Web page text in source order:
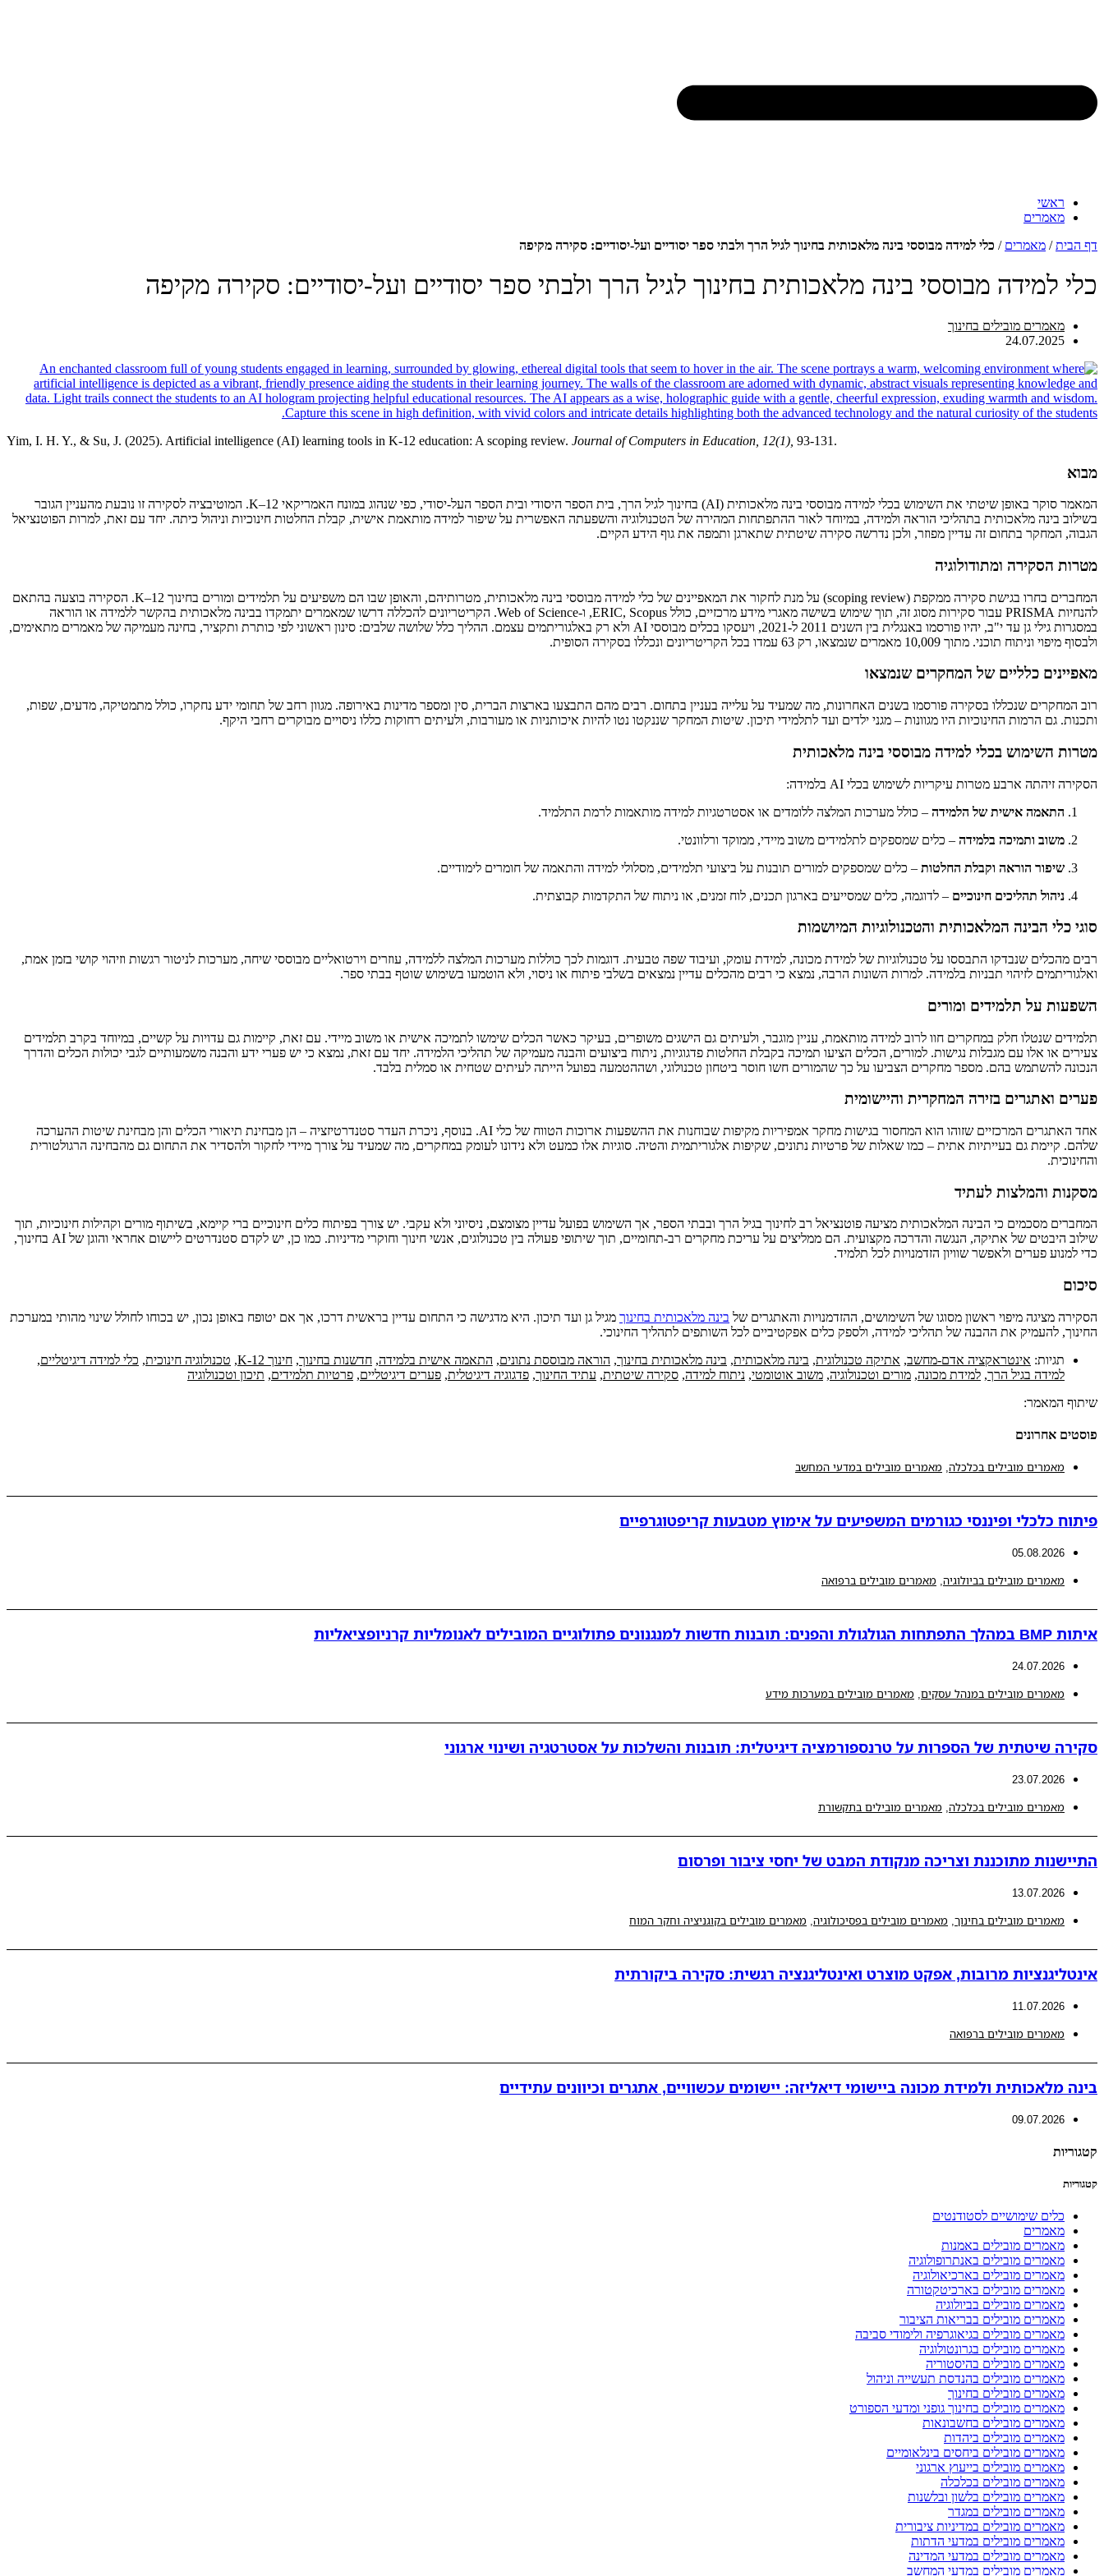
ראשי
מאמרים
דף הבית/ מאמרים / כלי למידה מבוססי בינה מלאכותית בחינוך לגיל הרך ולבתי ספר יסודיים ועל-יסודיים: סקירה מקיפה
כלי למידה מבוססי בינה מלאכותית בחינוך לגיל הרך ולבתי ספר יסודיים ועל-יסודיים: סקירה מקיפה
מאמרים מובילים בחינוך
24.07.2025
Yim, I. H. Y., & Su, J. (2025). Artificial intelligence (AI) learning tools in K-12 education: A scoping review. Journal of Computers in Education, 12(1),
מבוא
המאמר סוקר באופן שיטתי את השימוש בכלי למידה מבוססי בינה מלאכותית (AI) בחינוך לגיל הרך, בית הספר היסודי ובית הספר העל-יסודי, כפי שנהוג במונח האמריקאי K–12. המוטיבציה לסקירה זו נובעת מהעניין הגובר
בשילוב בינה מלאכותית בתהליכי הוראה ולמידה, במיוחד לאור ההתפתחות המהירה של הטכנולוגיה והשפעתה האפשרית על שיפור למידה מותאמת אישית, קבלת החלטות חינוכיות וניהול כיתה. יחד עם זאת, למרות הפוטנציאל
הגבוה, המחקר בתחום זה עדיין מפוזר, ולכן נדרשה סקירה שיטתית שתארגן ותמפה את גוף הידע הקיים.
מטרות הסקירה ומתודולוגיה
המחברים בחרו בגישת סקירה ממקפת (scoping review) על מנת לחקור את המאפיינים של כלי למידה מבוססי בינה מלאכותית, מטרותיהם, והאופן שבו הם משפיעים על תלמידים ומורים בחינוך K–12. הסקירה בוצעה בהתאם
להנחיות PRISMA עבור סקירות מסוג זה, תוך שימוש בשישה מאגרי מידע מרכזיים, כולל ERIC, Scopus, ו-Web of Science. הקריטריונים להכללה דרשו שמאמרים יתמקדו בבינה מלאכותית בהקשר ללמידה או הוראה
במסגרות גילי גן עד י"ב, יהיו פורסמו באנגלית בין השנים 2011 ל-2021, ויעסקו בכלים מבוססי AI ולא רק באלגוריתמים עצמם. ההליך כלל שלושה שלבים: סינון ראשוני לפי כותרת ותקציר, בחינה מעמיקה של מאמרים מתאימים,
ולבסוף מיפוי וניתוח תוכני. מתוך 10,009 מאמרים שנמצאו, רק 63 עמדו בכל הקריטריונים ונכללו בסקירה הסופית.
מאפיינים כלליים של המחקרים שנמצאו
רוב המחקרים שנכללו בסקירה פורסמו בשנים האחרונות, מה שמעיד על עלייה בעניין בתחום. רבים מהם התבצעו בארצות הברית, סין ומספר מדינות באירופה. מגוון רחב של תחומי ידע נחקרו, כולל מתמטיקה, מדעים, שפות,
ותכנות. גם הרמות החינוכיות היו מגוונות – מגני ילדים ועד לתלמידי תיכון. שיטות המחקר שננקטו נטו להיות איכותניות או מעורבות, ולעיתים רחוקות כללו ניסויים מבוקרים רחבי היקף.
מטרות השימוש בכלי למידה מבוססי בינה מלאכותית
הסקירה זיהתה ארבע מטרות עיקריות לשימוש בכלי AI בלמידה:
התאמה אישית של הלמידה – כולל מערכות המלצה ללומדים או אסטרטגיות למידה מותאמות לרמת התלמיד.
משוב ותמיכה בלמידה – כלים שמספקים לתלמידים משוב מיידי, ממוקד ורלוונטי.
שיפור הוראה וקבלת החלטות – כלים שמספקים למורים תובנות על ביצועי תלמידים, מסלולי למידה והתאמה של חומרים לימודיים.
ניהול תהליכים חינוכיים – לדוגמה, כלים שמסייעים בארגון תכנים, לוח זמנים, או ניתוח של התקדמות קבוצתית.
סוגי כלי הבינה המלאכותית והטכנולוגיות המיושמות
רבים מהכלים שנבדקו התבססו על טכנולוגיות של למידת מכונה, למידת עומק, ועיבוד שפה טבעית. דוגמות לכך כוללות מערכות המלצה ללמידה, עוזרים וירטואליים מבוססי שיחה, מערכות לניטור רגשות וזיהוי קושי בזמן אמת,
ואלגוריתמים לזיהוי תבניות בלמידה. למרות השונות הרבה, נמצא כי רבים מהכלים עדיין נמצאים בשלבי פיתוח או ניסוי, ולא הוטמעו בשימוש שוטף בבתי ספר.
השפעות על תלמידים ומורים
תלמידים שנטלו חלק במחקרים חוו לרוב למידה מותאמת, עניין מוגבר, ולעיתים גם הישגים משופרים, בעיקר כאשר הכלים שימשו לתמיכה אישית או משוב מיידי. עם זאת, קיימות גם עדויות על קשיים, במיוחד בקרב תלמידים
צעירים או אלו עם מגבלות נגישות. למורים, הכלים הציעו תמיכה בקבלת החלטות פדגוגיות, ניתוח ביצועים והבנה מעמיקה של תהליכי הלמידה. יחד עם זאת, נמצא כי יש פערי ידע והבנה משמעותיים לגבי יכולות הכלים והדרך
הנכונה להשתמש בהם. מספר מחקרים הצביעו על כך שהמורים חשו חוסר ביטחון טכנולוגי, ושההטמעה בפועל הייתה לעיתים שטחית או סמלית בלבד.
פערים ואתגרים בזירה המחקרית והיישומית
אחד האתגרים המרכזיים שזוהו הוא המחסור בגישות מחקר אמפיריות מקיפות שבוחנות את ההשפעות ארוכות הטווח של כלי AI. בנוסף, ניכרת העדר סטנדרטיזציה – הן מבחינת תיאורי הכלים והן מבחינת שיטות ההערכה
שלהם. קיימת גם בעייתיות אתית – כמו שאלות של פרטיות נתונים, שקיפות אלגוריתמית והטיה. סוגיות אלו כמעט ולא נידונו לעומק במחקרים, מה שמעיד על צורך מיידי לחקור ולהסדיר את התחום גם מהבחינה הרגולטורית
והחינוכית.
מסקנות והמלצות לעתיד
המחברים מסכמים כי הבינה המלאכותית מציעה פוטנציאל רב לחינוך בגיל הרך ובבתי הספר, אך השימוש בפועל עדיין מצומצם, ניסיוני ולא עקבי. יש צורך בפיתוח כלים חינוכיים ברי קיימא, בשיתוף מורים וקהילות חינוכיות, תוך
שילוב היבטים של אתיקה, הנגשה והדרכה מקצועית. הם ממליצים על עריכת מחקרים רב-תחומיים, תוך שיתופי פעולה בין טכנולוגים, אנשי חינוך וחוקרי מדיניות. כמו כן, יש לקדם סטנדרטים ליישום אחראי והוגן של AI בחינוך,
כדי למנוע פערים ולאפשר שוויון הזדמנויות לכל תלמיד.
סיכום
הסקירה מציגה מיפוי ראשון מסוגו של השימושים, ההזדמנויות והאתגרים של בינה מלאכותית בחינוך מגיל גן ועד תיכון. היא מדגישה כי התחום עדיין בראשית דרכו, אך אם יטופח באופן נכון, יש בכוחו לחולל שינוי מהותי במערכת
החינוך, להעמיק את ההבנה של תהליכי למידה, ולספק כלים אפקטיביים לכל השותפים לתהליך החינוכי.
תגיות: אינטראקציה אדם-מחשב, אתיקה טכנולוגית, בינה מלאכותית, בינה מלאכותית בחינוך, הוראה מבוססת נתונים, התאמה אישית בלמידה, חדשנות בחינוך, חינוך K-12 , טכנולוגיה חינוכית, כלי למידה דיגיטליים,
למידה בגיל הרך, למידת מכונה, מורים וטכנולוגיה, משוב אוטומטי, ניתוח למידה, סקירה שיטתית, עתיד החינוך, פדגוגיה דיגיטלית, פערים דיגיטליים, פרטיות תלמידים, תיכון וטכנולוגיה
שיתוף המאמר:
פוסטים אחרונים
מאמרים מובילים בכלכלה, מאמרים מובילים במדעי המחשב
פיתוח כלכלי ופיננסי כגורמים המשפיעים על אימוץ מטבעות קריפטוגרפיים
05.08.2026
מאמרים מובילים בביולוגיה, מאמרים מובילים ברפואה
איתות BMP במהלך התפתחות הגולגולת והפנים: תובנות חדשות למנגנונים פתולוגיים המובילים לאנומליות קרניופציאליות
24.07.2026
מאמרים מובילים במנהל עסקים, מאמרים מובילים במערכות מידע
סקירה שיטתית של הספרות על טרנספורמציה דיגיטלית: תובנות והשלכות על אסטרטגיה ושינוי ארגוני
23.07.2026
מאמרים מובילים בכלכלה, מאמרים מובילים בתקשורת
התיישנות מתוכננת וצריכה מנקודת המבט של יחסי ציבור ופרסום
13.07.2026
מאמרים מובילים בחינוך, מאמרים מובילים בפסיכולוגיה, מאמרים מובילים בקוגניציה וחקר המוח
אינטליגנציות מרובות, אפקט מוצרט ואינטליגנציה רגשית: סקירה ביקורתית
11.07.2026
מאמרים מובילים ברפואה
בינה מלאכותית ולמידת מכונה ביישומי דיאליזה: יישומים עכשוויים, אתגרים וכיוונים עתידיים
09.07.2026
קטגוריות
קטגוריות
כלים שימושיים לסטודנטים
מאמרים
מאמרים מובילים באמנות
מאמרים מובילים באנתרופולוגיה
מאמרים מובילים בארכיאולוגיה
מאמרים מובילים בארכיטקטורה
מאמרים מובילים בביולוגיה
מאמרים מובילים בבריאות הציבור
מאמרים מובילים בגיאוגרפיה ולימודי סביבה
מאמרים מובילים בגרונטולוגיה
מאמרים מובילים בהיסטוריה
מאמרים מובילים בהנדסת תעשייה וניהול
מאמרים מובילים בחינוך
מאמרים מובילים בחינוך גופני ומדעי הספורט
מאמרים מובילים בחשבונאות
מאמרים מובילים ביהדות
מאמרים מובילים ביחסים בינלאומיים
מאמרים מובילים בייעוץ ארגוני
מאמרים מובילים בכלכלה
מאמרים מובילים בלשון ובלשנות
מאמרים מובילים במגדר
מאמרים מובילים במדיניות ציבורית
מאמרים מובילים במדעי הדתות
מאמרים מובילים במדעי המדינה
מאמרים מובילים במדעי המחשב